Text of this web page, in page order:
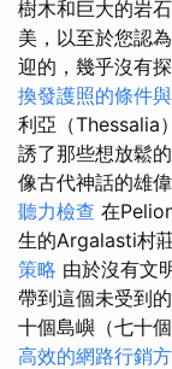
樹木和巨大的岩
美，以至於您認
迎的，幾乎沒有
換發護照的條件
利亞（Thessalia
誘了那些想放鬆的
像古代神話的雄
聽力檢查 在
生的Argalasti村
策略 由於沒有文
帶到這個未受到
十個島嶼（七十
高效的網路行銷